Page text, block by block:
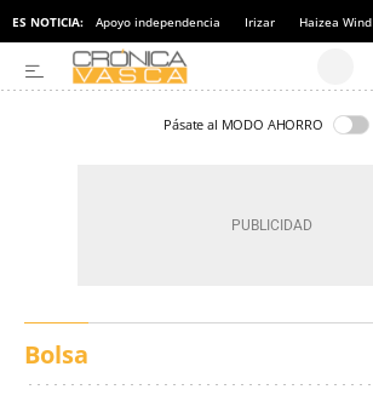
ES NOTICIA: Apoyo independencia Irizar Haizea Wind
Pásate al MODO AHORRO
Bolsa